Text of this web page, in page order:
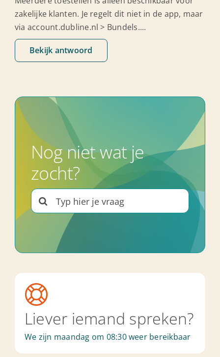
zakelijke klanten. Je regelt dit niet in de app, maar
via account.dubline.nl > Bundels....
Bekijk antwoord
Nog niet wat je
zocht?
Search
for:
Liever iemand spreken?
We zijn maandag om 08:30 weer bereikbaar